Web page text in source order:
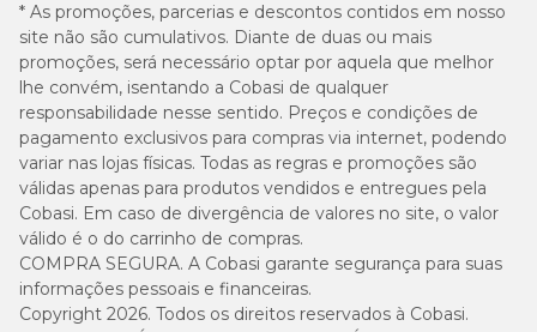
* As promoções, parcerias e descontos contidos em nosso
site não são cumulativos. Diante de duas ou mais
promoções, será necessário optar por aquela que melhor
lhe convém, isentando a Cobasi de qualquer
responsabilidade nesse sentido. Preços e condições de
pagamento exclusivos para compras via internet, podendo
variar nas lojas físicas. Todas as regras e promoções são
válidas apenas para produtos vendidos e entregues pela
Cobasi. Em caso de divergência de valores no site, o valor
válido é o do carrinho de compras.
COMPRA SEGURA. A Cobasi garante segurança para suas
informações pessoais e financeiras.
Copyright 2026. Todos os direitos reservados à Cobasi.